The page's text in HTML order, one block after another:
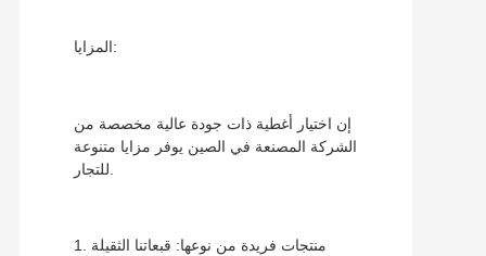
المزايا:
إن اختيار أغطية ذات جودة عالية مخصصة من
الشركة المصنعة في الصين يوفر مزايا متنوعة
1. منتجات فريدة من نوعها: قبعاتنا الثقيلة